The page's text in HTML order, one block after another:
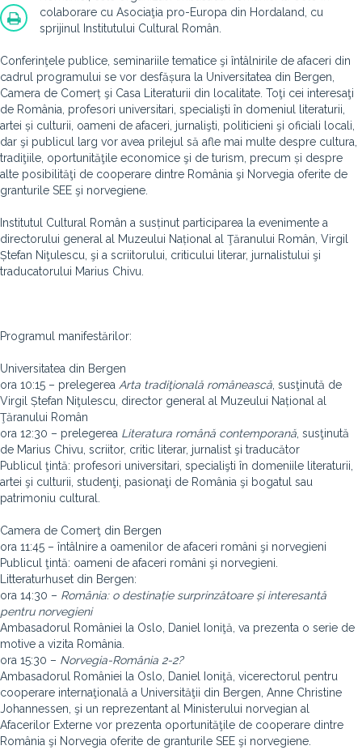
colaborare cu Asociaţia pro-Europa din Hordaland, cu
sprijinul Institutului Cultural Român.
Conferinţele publice, seminariile tematice şi întâlnirile de afaceri din
cadrul programului se vor desfășura la Universitatea din Bergen,
Camera de Comerț şi Casa Literaturii din localitate. Toţi cei interesaţi
de România, profesori universitari, specialişti în domeniul literaturii,
artei și culturii, oameni de afaceri, jurnalişti, politicieni şi oficiali locali,
dar şi publicul larg vor avea prilejul să afle mai multe despre cultura,
tradiţiile, oportunităţile economice şi de turism, precum și despre
alte posibilităţi de cooperare dintre România şi Norvegia oferite de
granturile SEE şi norvegiene.
Institutul Cultural Român a susținut participarea la evenimente a
directorului general al Muzeului Național al Ţăranului Român, Virgil
Ștefan Niţulescu, şi a scriitorului, criticului literar, jurnalistului şi
traducatorului Marius Chivu.
Programul manifestărilor:
Universitatea din Bergen
ora 10:15 – prelegerea Arta tradiţională românească , susţinută de
Virgil Ștefan Niţulescu, director general al Muzeului Național al
Ţăranului Român
ora 12:30 – prelegerea Literatura română contemporană , susţinută
de Marius Chivu, scriitor, critic literar, jurnalist şi traducător
Publicul ţintă: profesori universitari, specialişti în domeniile literaturii,
artei şi culturii, studenţi, pasionaţi de România şi bogatul sau
patrimoniu cultural.
Camera de Comerţ din Bergen
ora 11:45 – întâlnire a oamenilor de afaceri români şi norvegieni
Publicul ţintă: oameni de afaceri români şi norvegieni.
Litteraturhuset din Bergen:
ora 14:30 – România: o destinație surprinzătoare și interesantă
pentru norvegieni
Ambasadorul României la Oslo, Daniel Ioniţă, va prezenta o serie de
motive a vizita România.
ora 15:30 – Norvegia-România 2-2?
Ambasadorul României la Oslo, Daniel Ioniţă, vicerectorul pentru
cooperare internaţională a Universităţii din Bergen, Anne Christine
Johannessen, şi un reprezentant al Ministerului norvegian al
Afacerilor Externe vor prezenta oportunităţile de cooperare dintre
România şi Norvegia oferite de granturile SEE şi norvegiene.